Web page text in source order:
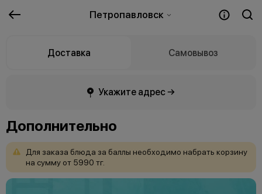
Петропавловск
Доставка Самовывоз
Укажите адрес →
Дополнительно
Для заказа блюда за баллы необходимо набрать корзину
на сумму от 5990 тг.